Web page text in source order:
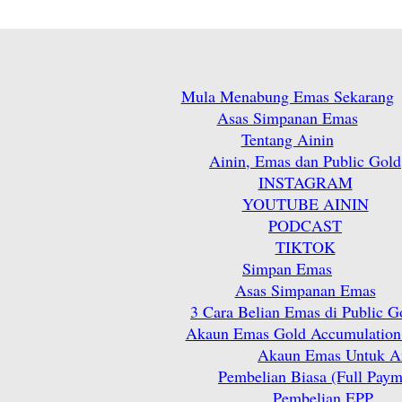
Mula Menabung Emas Sekarang
Asas Simpanan Emas
Tentang Ainin
Ainin, Emas dan Public Gold
INSTAGRAM
YOUTUBE AININ
PODCAST
TIKTOK
Simpan Emas
Asas Simpanan Emas
3 Cara Belian Emas di Public
Akaun Emas Gold
Akaun Emas Untuk
Pembelian Biasa (Full
Pembelian EPP